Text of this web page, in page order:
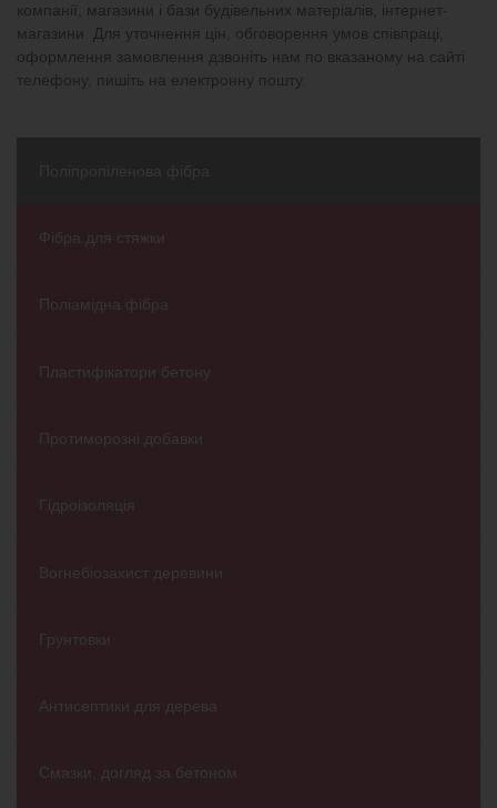
компанії, магазини і бази будівельних матеріалів, інтернет-
магазини. Для уточнення цін, обговорення умов співпраці,
оформлення замовлення дзвоніть нам по вказаному на сайті
телефону, пишіть на електронну пошту.
Фібра для стяжки
Поліамідна фібра
Пластифікатори бетону
Протиморозні добавки
Гідроізоляція
Вогнебіозахист деревини
Грунтовки
Антисептики для дерева
Смазки, догляд за бетоном